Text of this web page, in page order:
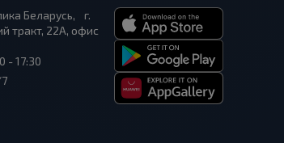
Беларусь, г.
тракт, 22А, офис
- 17:30